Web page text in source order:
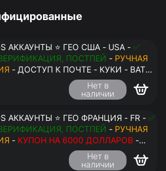
АККАУНТЫ ⭐ ГЕО США - USA - ✅
ПОСТПЕЙ - РУЧНАЯ
- ДОСТУП К ПОЧТЕ - КУКИ - ВАТ
ПЕРЕДАЧА В АНТИДЕТЕКТ
Нет в
наличии
АККАУНТЫ ⭐ ГЕО ФРАНЦИЯ - FR - ✅
ПОСТПЕЙ - РУЧНАЯ
- КУПОН НА 6000 ДОЛЛАРОВ -
- КУКИ - ВАТ ЗАПОЛНЕН -
АНТИДЕТЕКТ
Нет в
наличии